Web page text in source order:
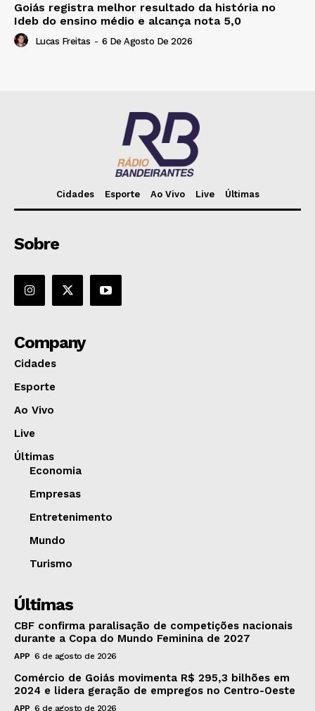
Goiás registra melhor resultado da história no
Ideb do ensino médio e alcança nota 5,0
Lucas Freitas - 6 De Agosto De 2026
Cidades Esporte Ao Vivo Live Últimas
Sobre
Company
Cidades
Esporte
Ao Vivo
Live
Últimas
Economia
Empresas
Entretenimento
Mundo
Turismo
Últimas
CBF confirma paralisação de competições nacionais
durante a Copa do Mundo Feminina de 2027
APP 6 de agosto de 2026
Comércio de Goiás movimenta R$ 295,3 bilhões em
2024 e lidera geração de empregos no Centro-Oeste
APP 6 de agosto de 2026